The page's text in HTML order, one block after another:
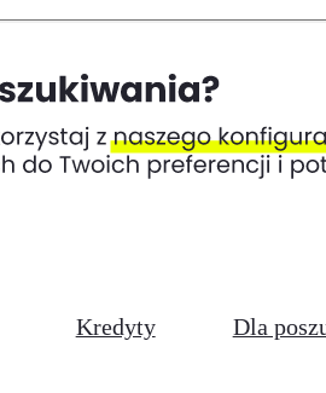
Kredyty Dla